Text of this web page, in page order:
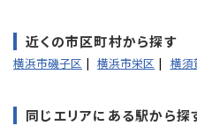
近くの市区町村から探す
横浜市磯子区 横浜市栄区 横須
同じエリアにある駅から探